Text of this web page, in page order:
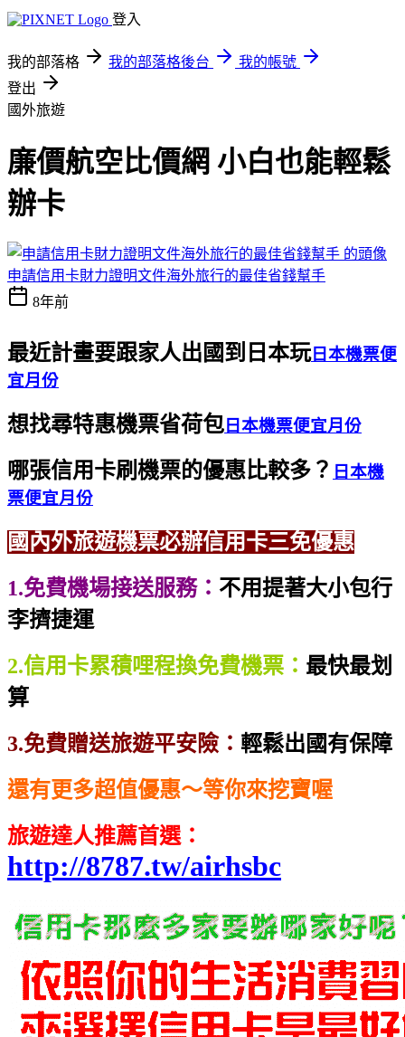
登入
我的部落格 我的部落格後台
我的帳號
登出
國外旅遊
廉價航空比價網 小白也能輕鬆
辦卡
申請信用卡財力證明文件海外旅行的最佳省錢幫手
8年前
最近計畫要跟家人出國到日本玩日本機票便
宜月份
想找尋特惠機票省荷包 日本機票便宜月份
哪張信用卡刷機票的優惠比較多？ 日本機
票便宜月份
國內外旅遊機票必辦信用卡三免優惠
1.免費機場接送服務： 不用提著大小包行
李擠捷運
2.信用卡累積哩程換免費機票： 最快最划
算
3.免費贈送旅遊平安險： 輕鬆出國有保障
還有更多超值優惠～等你來挖寶喔
旅遊達人推薦首選 ：
http://8787.tw/airhsbc